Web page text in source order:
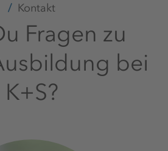
Kontakt
Fragen zu
bei
K+S?